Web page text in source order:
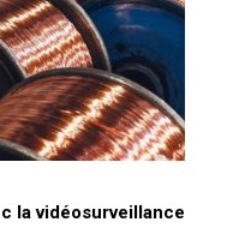
la vidéosurveillance